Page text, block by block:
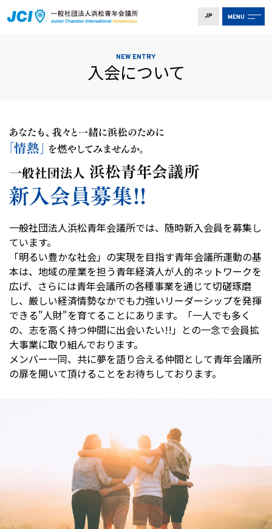
JP MENU
NEW ENTRY
入会について
一般社団法人浜松青年会議所では、随時新入会員を募集し
ています。
「明るい豊かな社会」の実現を目指す青年会議所運動の基
本は、地域の産業を担う青年経済人が人的ネットワークを
広げ、さらには青年会議所の各種事業を通じて切磋琢磨
し、厳しい経済情勢なかでも力強いリーダーシップを発揮
できる"人財"を育てることにあります。「一人でも多く
の、志を高く持つ仲間に出会いたい!!」との一念で会員拡
大事業に取り組んでおります。
メンバー一同、共に夢を語り合える仲間として青年会議所
の扉を開いて頂けることをお待ちしております。